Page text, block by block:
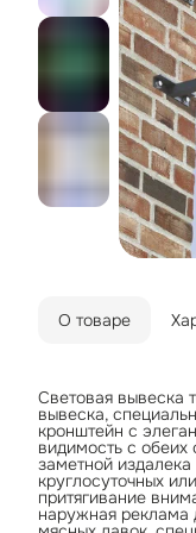
О товаре
Световая вывеска
вывеска,
кронштейн с
видимость с
заметной
круглосуточных
притягивание
наружная реклама